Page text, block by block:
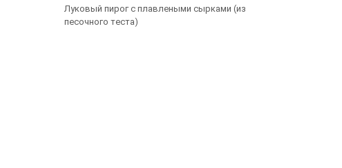
Луковый пирог с плавлеными сырками (из
песочного теста)